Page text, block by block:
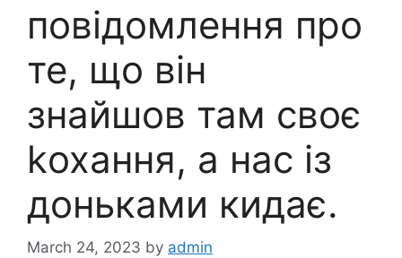
повідомлення про
те, що він
знайшов там своє
kохання, а нас із
доньками кидає.
March 24, 2023 by admin